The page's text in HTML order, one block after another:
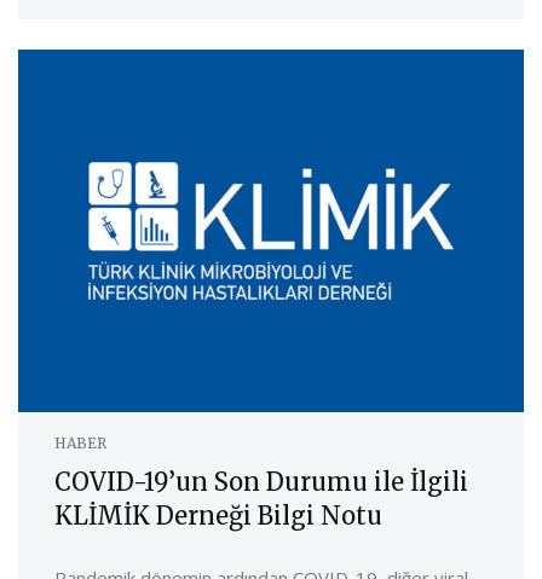
HABER
COVID-19’un Son Durumu ile İlgili
KLİMİK Derneği Bilgi Notu